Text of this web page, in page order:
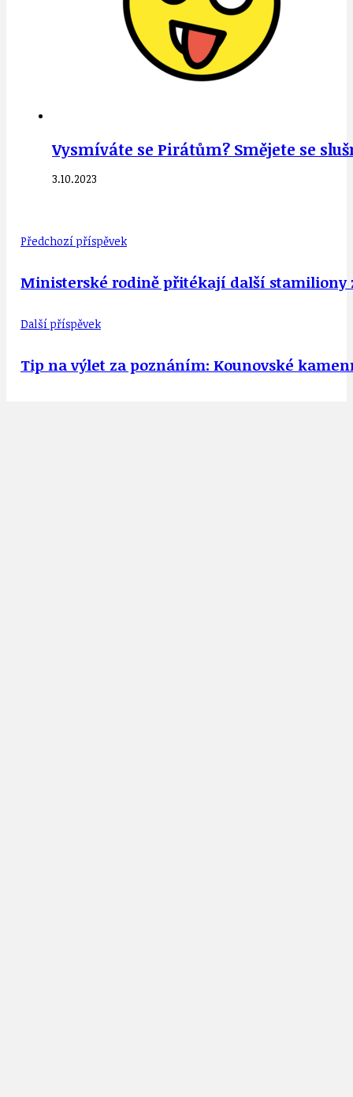
Vysmíváte se Pirátům? Smějete se
3.10.2023
Předchozí příspěvek
Ministerské rodině přitékají další stamiliony
Další příspěvek
Tip na výlet za poznáním: Kounovské